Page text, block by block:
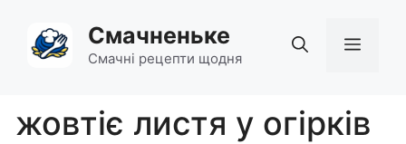
вмісту
Смачненьке
Смачні рецепти щодня
жовтіє листя у огірків